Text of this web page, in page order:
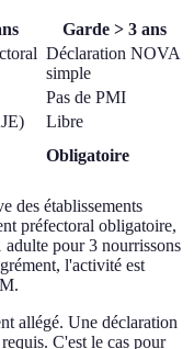
Garde > 3 ans
Déclaration NOVA
simple
Pas de PMI
Libre
Obligatoire
des établissements
préfectoral obligatoire,
pour 3 nourrissons
l'activité est
allégé. Une déclaration
C'est le cas pour